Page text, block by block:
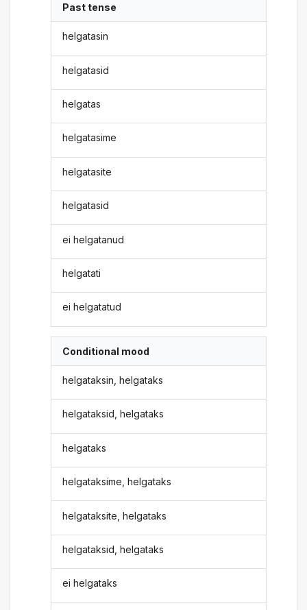
Past tense
helgatasin
helgatasid
helgatas
helgatasime
helgatasite
helgatasid
ei helgatanud
helgatati
ei helgatatud
Conditional mood
helgataksin, helgataks
helgataksid, helgataks
helgataks
helgataksime, helgataks
helgataksite, helgataks
helgataksid, helgataks
ei helgataks